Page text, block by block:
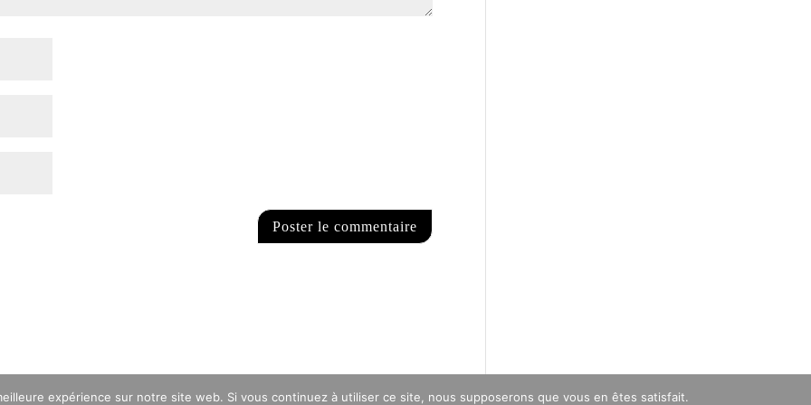
expérience sur notre site web. Si vous continuez à utiliser ce site, nous supposerons que vous en êtes satisfait.